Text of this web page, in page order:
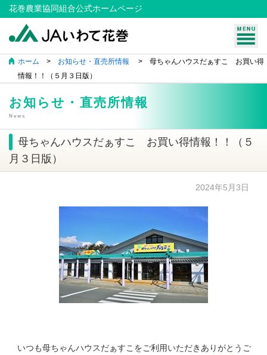
花巻農業協同組合公式ホームページ
ホーム > お知らせ・直売所情報
> 母ちゃんハウスだぁすこ お買い得
情報！！（５月３日版）
お知らせ・直売所情報
News
母ちゃんハウスだぁすこ お買い得情報！！（５
月３日版）
2024年5月3日
いつも母ちゃんハウスだぁすこをご利用いただきありがとうご